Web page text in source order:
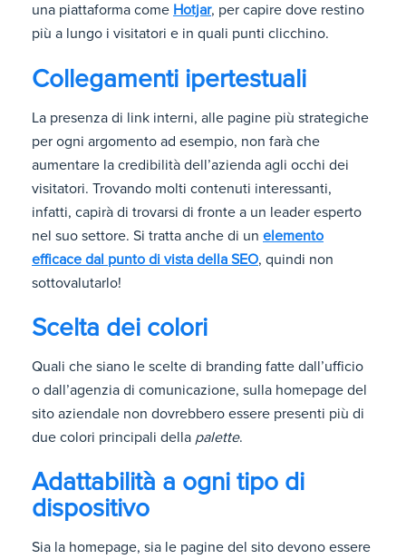
una piattaforma come Hotjar, per capire dove restino
più a lungo i visitatori e in quali punti clicchino.
Collegamenti ipertestuali
La presenza di link interni, alle pagine più strategiche
per ogni argomento ad esempio, non farà che
aumentare la credibilità dell’azienda agli occhi dei
visitatori. Trovando molti contenuti interessanti,
infatti, capirà di trovarsi di fronte a un leader esperto
nel suo settore. Si tratta anche di un elemento
efficace dal punto di vista della SEO, quindi non
sottovalutarlo!
Scelta dei colori
Quali che siano le scelte di branding fatte dall’ufficio
o dall’agenzia di comunicazione, sulla homepage del
sito aziendale non dovrebbero essere presenti più di
due colori principali della palette.
Adattabilità a ogni tipo di
dispositivo
Sia la homepage, sia le pagine del sito devono essere